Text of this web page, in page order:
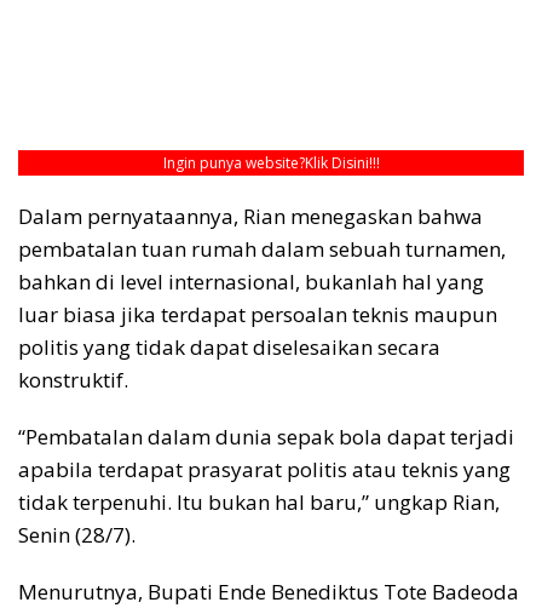
Ingin punya website?Klik Disini!!!
Dalam pernyataannya, Rian menegaskan bahwa
pembatalan tuan rumah dalam sebuah turnamen,
bahkan di level internasional, bukanlah hal yang
luar biasa jika terdapat persoalan teknis maupun
politis yang tidak dapat diselesaikan secara
konstruktif.
“Pembatalan dalam dunia sepak bola dapat terjadi
apabila terdapat prasyarat politis atau teknis yang
tidak terpenuhi. Itu bukan hal baru,” ungkap Rian,
Senin (28/7).
Menurutnya, Bupati Ende Benediktus Tote Badeoda